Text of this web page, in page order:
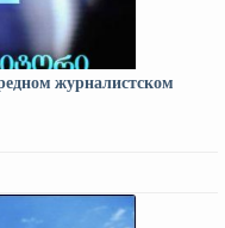
журналистском